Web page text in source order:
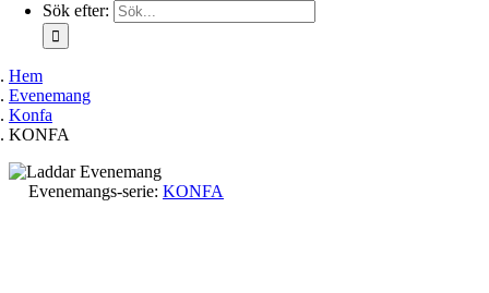
Sök efter:
Hem
Evenemang
Konfa
KONFA
Evenemangs-serie: KONFA